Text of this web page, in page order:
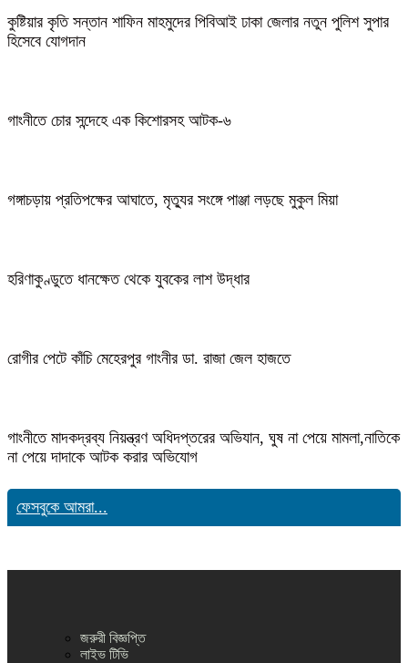
কুষ্টিয়ার কৃতি সন্তান শাফিন মাহমুদের পিবিআই ঢাকা জেলার নতুন পুলিশ সুপার
হিসেবে যোগদান
গাংনীতে চোর সন্দেহে এক কিশোরসহ আটক-৬
গঙ্গাচড়ায় প্রতিপক্ষের আঘাতে, মৃত্যুর সংঙ্গে পাঞ্জা লড়ছে মুকুল মিয়া
হরিণাকুণ্ডুতে ধানক্ষেত থেকে যুবকের লাশ উদ্ধার
রোগীর পেটে কাঁচি মেহেরপুর গাংনীর ডা. রাজা জেল হাজতে
গাংনীতে মাদকদ্রব্য নিয়ন্ত্রণ অধিদপ্তরের অভিযান, ঘুষ না পেয়ে মামলা,নাতিকে
না পেয়ে দাদাকে আটক করার অভিযোগ
ফেসবুকে আমরা...
জরুরী বিজ্ঞপ্তি
লাইভ টিভি